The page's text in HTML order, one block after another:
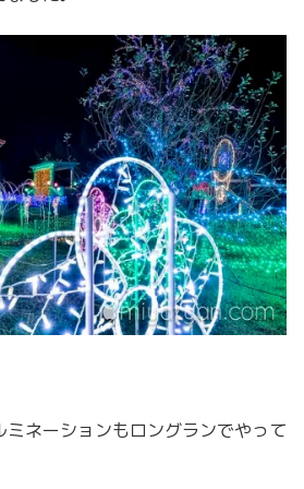
ネーションもロングランでやって